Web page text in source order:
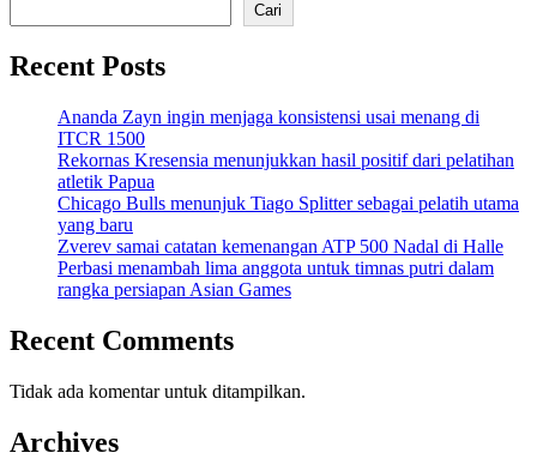
Cari
Recent Posts
Ananda Zayn ingin menjaga konsistensi usai menang di
ITCR 1500
Rekornas Kresensia menunjukkan hasil positif dari pelatihan
atletik Papua
Chicago Bulls menunjuk Tiago Splitter sebagai pelatih utama
yang baru
Zverev samai catatan kemenangan ATP 500 Nadal di Halle
Perbasi menambah lima anggota untuk timnas putri dalam
rangka persiapan Asian Games
Recent Comments
Tidak ada komentar untuk ditampilkan.
Archives